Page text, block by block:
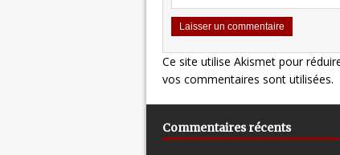
Ce site utilise Akismet pour
vos commentaires sont utilisées.
Commentaires récents